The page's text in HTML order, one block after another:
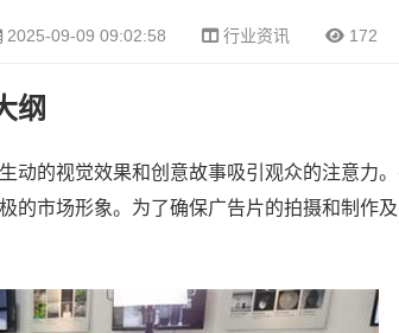
2025-09-09 09:02:58 行业资讯 172
纲
动的视觉效果和创意故事吸引观众的注意力
的市场形象。为了确保广告片的拍摄和制作